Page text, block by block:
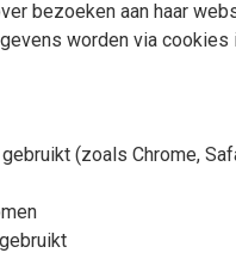
bezoeken aan haar
worden via
(zoals Chrome,